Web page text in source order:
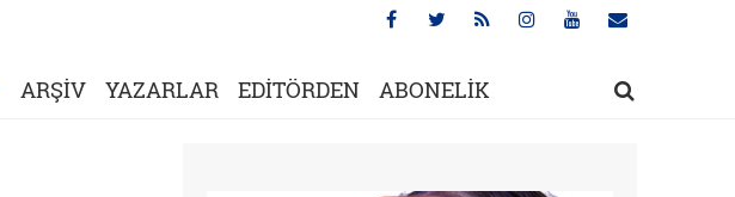
ARŞİV YAZARLAR EDİTÖRDEN ABONELİK